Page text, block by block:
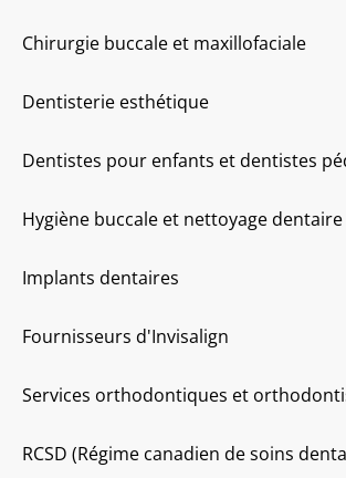
Chirurgie buccale et maxillofaciale
Dentisterie esthétique
Dentistes pour enfants et dentistes
Hygiène buccale et nettoyage dentaire
Implants dentaires
Fournisseurs d'Invisalign
Services orthodontiques et
RCSD (Régime canadien de soins